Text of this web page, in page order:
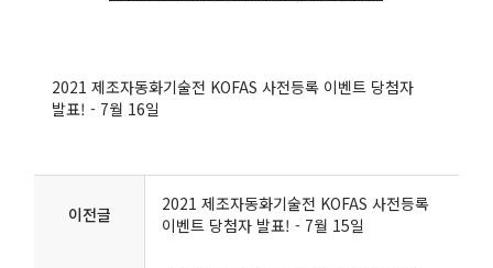
2021 제조자동화기술전 KOFAS 사전등록 이벤트 당첨자
발표! - 7월 16일
이전글
2021 제조자동화기술전 KOFAS 사전등록
이벤트 당첨자 발표! - 7월 15일